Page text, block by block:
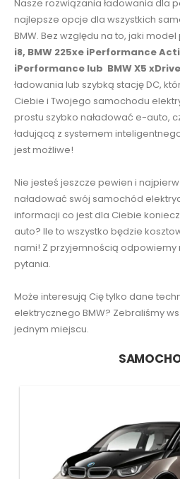
Nasze rozwiązania ładowania dla
najlepsze opcje dla wszystkich
BMW. Bez względu na to, jaki
i8, BMW 225xe iPerformance
iPerformance lub BMW X5
ładowania lub szybką stację DC,
Ciebie i Twojego samochodu
prostu szybko naładować e-auto,
ładującą z systemem
jest możliwe!
Nie jesteś jeszcze pewien i
naładować swój samochód
informacji co jest dla Ciebie
auto? Ile to wszystko będzie
nami! Z przyjemnością odpowiemy
pytania.
Może interesują Cię tylko dane
elektrycznego BMW? Zebraliśmy
jednym miejscu.